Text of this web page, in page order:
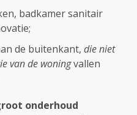
badkamer sanitair
de buitenkant, die niet
van de woningvallen
onderhoud